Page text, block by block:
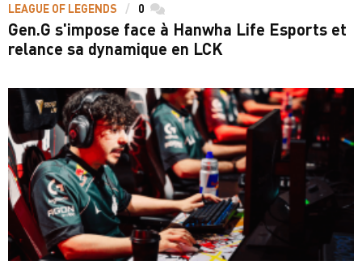
LEAGUE OF LEGENDS 0 commentaires
Gen.G s'impose face à Hanwha Life Esports et
relance sa dynamique en LCK